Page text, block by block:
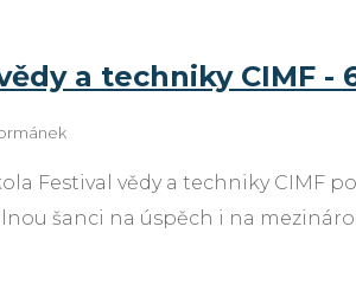
a techniky CIMF
Festival vědy a techniky CIMF
šanci na úspěch i na